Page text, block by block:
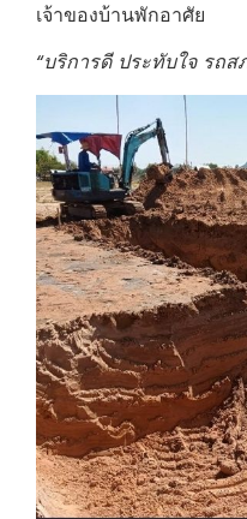
เจ้าของบ้านพักอาศัย
“บริการดี ประทับใจ รถ